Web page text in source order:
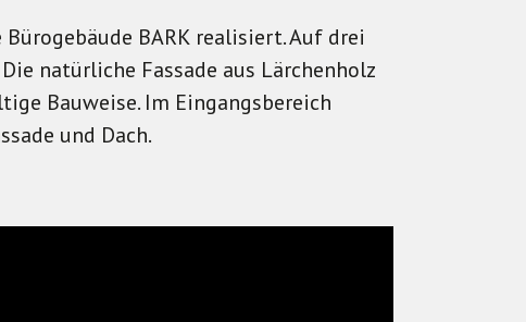
Bürogebäude BARK realisiert. Auf drei
natürliche Fassade aus Lärchenholz
Bauweise. Im Eingangsbereich
und Dach.